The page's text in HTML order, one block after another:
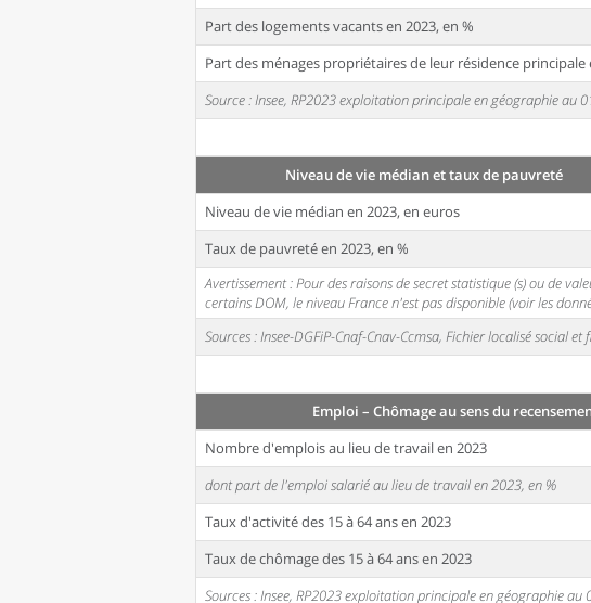
Part des logements vacants en 2023, en %
Part des ménages propriétaires de leur résidence principale
Source : Insee, RP2023 exploitation principale en géographie au
Niveau de vie médian et taux de pauvreté
Niveau de vie médian en 2023, en euros
Taux de pauvreté en 2023, en %
Avertissement : Pour des raisons de secret statistique (s) ou de
certains DOM, le niveau France n'est pas disponible (voir les
Sources : Insee-DGFiP-Cnaf-Cnav-Ccmsa, Fichier localisé social
Emploi – Chômage au sens du
Nombre d'emplois au lieu de travail en 2023
dont part de l'emploi salarié au lieu de travail en 2023, en %
Taux d'activité des 15 à 64 ans en 2023
Taux de chômage des 15 à 64 ans en 2023
Sources : Insee, RP2023 exploitation principale en géographie au